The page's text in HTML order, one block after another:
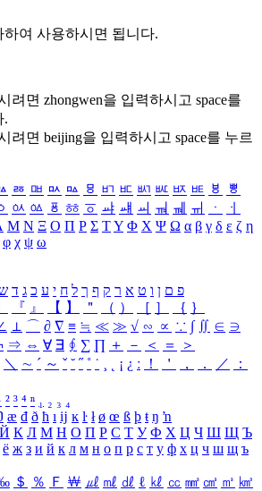
여 사용하시면 됩니다.
려면 zhongwen을 입력하시고 space를
.
려면 beijing을 입력하시고 space를 누르
ㅭ ㅮ ㅯ ㅰ ㅱ ㅲ ㅳ ㅴ ㅵ ㅶ ㅷ ㅸ
ㅹ
ㆂ ㆃ ㆄ ㆅ ㆆ ㆇ ㆈ ㆉ ㆊ ㆋ ㆌ ㆍ
ㆎ
Μ Ν Ξ Ο Π Ρ Σ ΤΥ Φ Χ Ψ Ω α β γ δ ε ζ η
φ χ ψ ω
פ ם ן ו ט א ר ק ף ך ל ח י ע כ ג ד
『 』 【 】 ＂ （ ） ［ ］ ｛ ｝
⊥ ⌒ ∂ ∇ ≡ ≒ ≪ ≫ √ ∽ ∝ ∵ ∫ ∬ ∈ ∋
⇒ ⇔ ∀ ∃ ∮ ∑ ∏ ＋ － ＜ ＝
＞
＼ ∼ ´ ～ ˇ ˘ ˝ ˚ ˙ ¸ ¡ ¿ ː ！ ＇ ， ． ／
：
² ³ ⁴ ⁿ ₁ ₂ ₃ ₄
æ đ ð ħ ı ĳ ĸ ŀ ł ø œ ß þ ŧ ŋ ŉ
Й К Л М Н О П Р С Т У Ф Х Ц Ч Ш Щ Ъ
ё ж з и й к л м н о п р с т у ф х ц ч ш щ ъ
＄ ％ Ｆ ￦ ㎕ ㎖ ㎗ ℓ ㎘ ㏄ ㎣ ㎤ ㎥ ㎦